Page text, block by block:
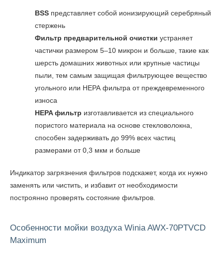
BSS представляет собой ионизирующий серебряный
стержень
Фильтр предварительной очистки устраняет
частички размером 5–10 микрон и больше, такие как
шерсть домашних животных или крупные частицы
пыли, тем самым защищая фильтрующее вещество
угольного или НЕРА фильтра от преждевременного
износа
HEPA фильтр изготавливается из специального
пористого материала на основе стекловолокна,
способен задерживать до 99% всех частиц
размерами от 0,3 мкм и больше
Индикатор загрязнения фильтров подскажет, когда их нужно
заменять или чистить, и избавит от необходимости
построянно проверять состояние фильтров.
Особенности мойки воздуха Winia AWX-70PTVCD
Maximum